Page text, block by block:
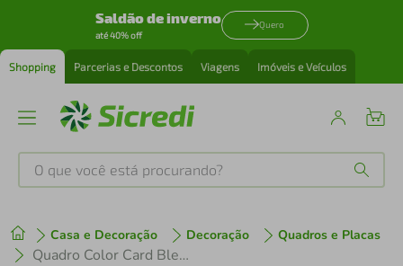
Saldão de inverno
até 40% off
Quero
Shopping Parcerias e Descontos Viagens Imóveis e Veículos
O que você está procurando?
Casa e Decoração Decoração Quadros e Placas
Quadro Color Card Bleached Sand 86x60 Filete Marfim
1º tenis